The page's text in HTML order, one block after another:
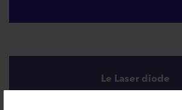
Le Laser diode